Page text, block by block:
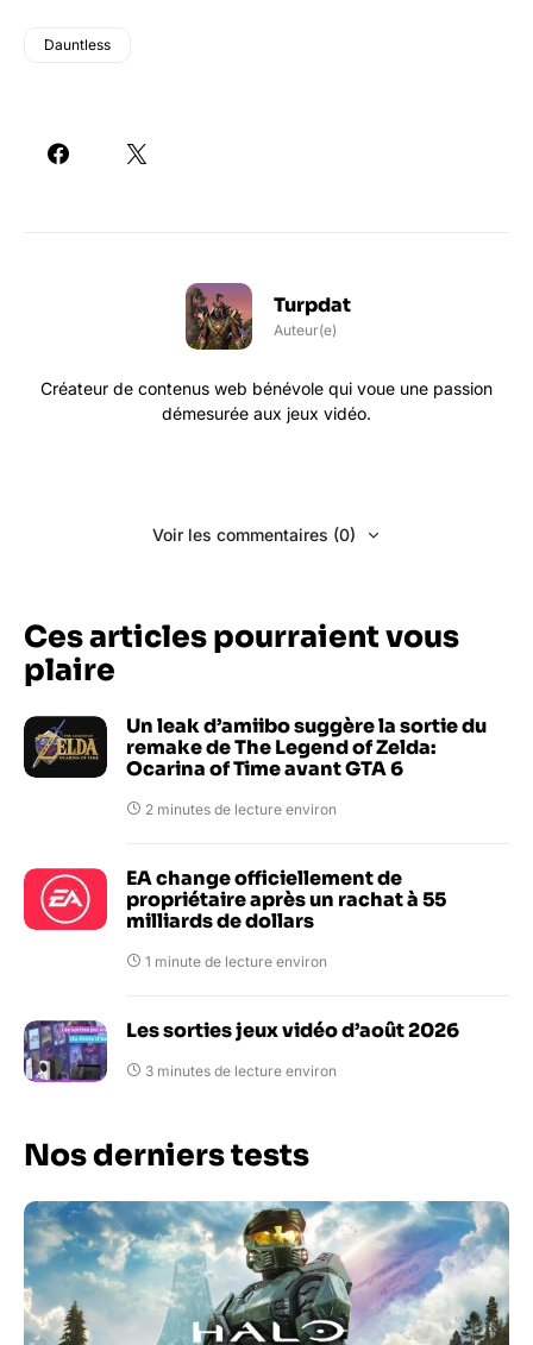
Dauntless
Turpdat
Auteur(e)
Créateur de contenus web bénévole qui voue une passion
démesurée aux jeux vidéo.
Voir les commentaires (0)
Ces articles pourraient vous
plaire
Un leak d’amiibo suggère la sortie du
remake de The Legend of Zelda:
Ocarina of Time avant GTA 6
2 minutes de lecture environ
EA change officiellement de
propriétaire après un rachat à 55
milliards de dollars
1 minute de lecture environ
Les sorties jeux vidéo d’août 2026
3 minutes de lecture environ
Nos derniers tests